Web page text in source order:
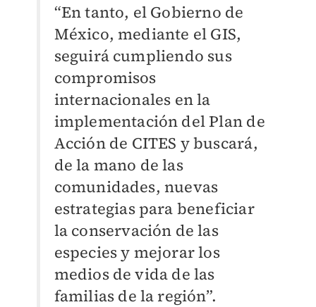
“En tanto, el Gobierno de
México, mediante el GIS,
seguirá cumpliendo sus
compromisos
internacionales en la
implementación del Plan de
Acción de CITES y buscará,
de la mano de las
comunidades, nuevas
estrategias para beneficiar
la conservación de las
especies y mejorar los
medios de vida de las
familias de la región”.